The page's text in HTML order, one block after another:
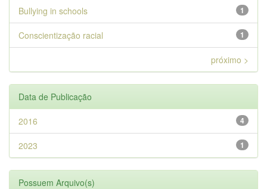
1
Bullying in schools
1
Conscientização racial
próximo >
Data de Publicação
4
2016
1
2023
Possuem Arquivo(s)